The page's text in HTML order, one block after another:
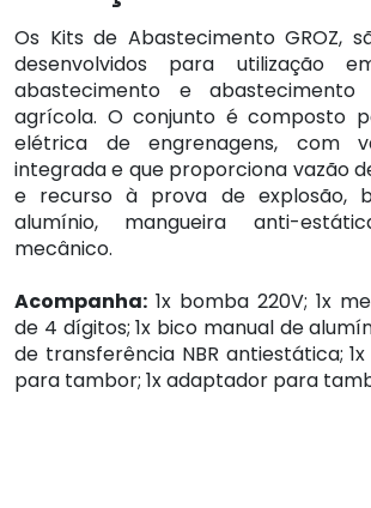
Os Kits de Abastecimento GROZ,
desenvolvidos para utilização
abastecimento e abastecimento
agrícola. O conjunto é composto
elétrica de engrenagens, com
integrada e que proporciona vazão
e recurso à prova de explosão,
alumínio, mangueira anti-
mecânico.
Acompanha: 1x bomba 220V; 1x
de 4 dígitos; 1x bico manual de
de transferência NBR antiestática;
para tambor; 1x adaptador para